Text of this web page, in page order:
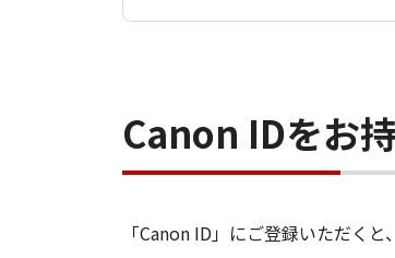
Canon IDをお
「Canon ID」にご登録いただく